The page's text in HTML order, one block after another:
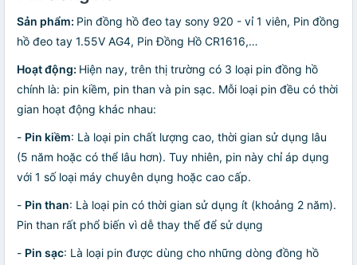
Sản phẩm: Pin đồng hồ đeo tay sony 920 - vỉ 1 viên, Pin đồng
hồ đeo tay 1.55V AG4, Pin Đồng Hồ CR1616,…
Hoạt động: Hiện nay, trên thị trường có 3 loại pin đồng hồ
chính là: pin kiềm, pin than và pin sạc. Mỗi loại pin đều có thời
gian hoạt động khác nhau:
- Pin kiềm: Là loại pin chất lượng cao, thời gian sử dụng lâu
(5 năm hoặc có thể lâu hơn). Tuy nhiên, pin này chỉ áp dụng
với 1 số loại máy chuyên dụng hoặc cao cấp.
- Pin than: Là loại pin có thời gian sử dụng ít (khoảng 2 năm).
Pin than rất phổ biến vì dễ thay thế để sử dụng
- Pin sạc: Là loại pin được dùng cho những dòng đồng hồ